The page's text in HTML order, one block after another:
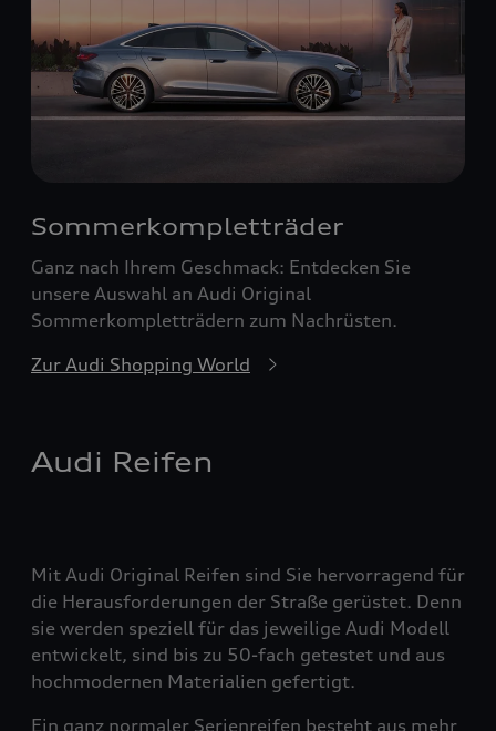
Sommerkompletträder
Ganz nach Ihrem Geschmack: Entdecken Sie
unsere Auswahl an Audi Original
Sommerkompletträdern zum Nachrüsten.
Zur Audi Shopping World
Audi Reifen
Mit Audi Original Reifen sind Sie hervorragend für
die Herausforderungen der Straße gerüstet. Denn
sie werden speziell für das jeweilige Audi Modell
entwickelt, sind bis zu 50-fach getestet und aus
hochmodernen Materialien gefertigt.
Ein ganz normaler Serienreifen besteht aus mehr